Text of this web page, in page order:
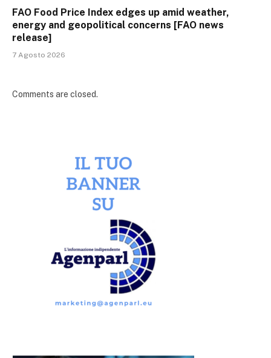
FAO Food Price Index edges up amid weather,
energy and geopolitical concerns [FAO news
release]
7 Agosto 2026
Comments are closed.